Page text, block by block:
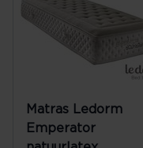
Matras Ledorm
Emperator